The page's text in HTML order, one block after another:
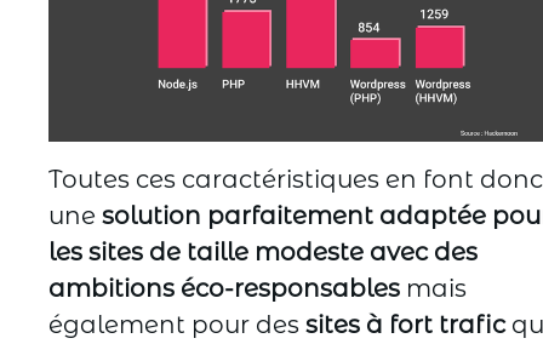
Toutes ces caractéristiques en font donc
une solution parfaitement adaptée
les sites de taille modeste avec des
ambitions éco-responsables mais
également pour des sites à fort trafic